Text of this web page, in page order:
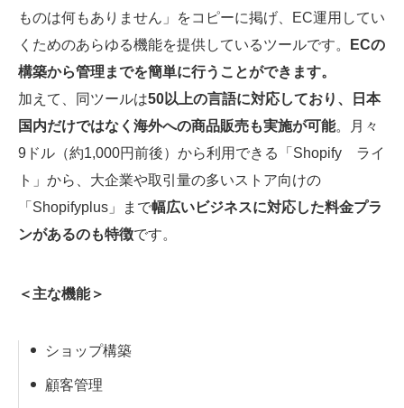
ものは何もありません」をコピーに掲げ、EC運用してい
くためのあらゆる機能を提供しているツールです。
ECの
構築から管理までを簡単に行うことができます。
加えて、同ツールは50以上の言語に対応しており、日本
国内だけではなく海外への商品販売も実施が可能。月々
9ドル（約1,000円前後）から利用できる「Shopify ライ
ト」から、大企業や取引量の多いストア向けの
「Shopifyplus」まで幅広いビジネスに対応した料金プラ
ンがあるのも特徴です。
＜主な機能＞
ショップ構築
顧客管理